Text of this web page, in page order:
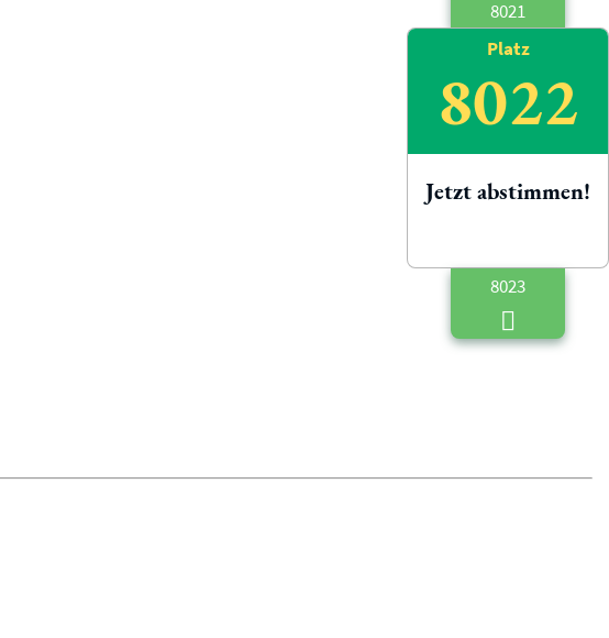
8021
Platz
8022
Jetzt abstimmen!
8023